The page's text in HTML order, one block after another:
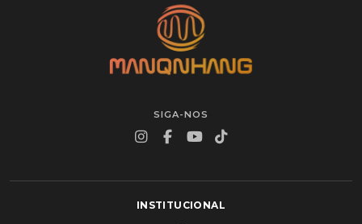
SIGA-NOS
INSTITUCIONAL